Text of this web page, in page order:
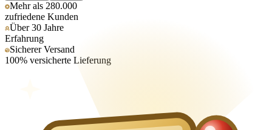
Mehr als 280.000
zufriedene Kunden
Über 30 Jahre
Erfahrung
Sicherer Versand
100% versicherte Lieferung